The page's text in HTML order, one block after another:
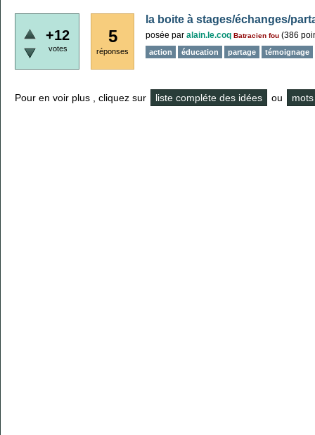
+12
votes
5
réponses
la boite à stages/échanges/
posée par alain.le.coq Batracien fou (386
action éducation partage témoignage
Pour en voir plus , cliquez sur liste compléte des idées ou